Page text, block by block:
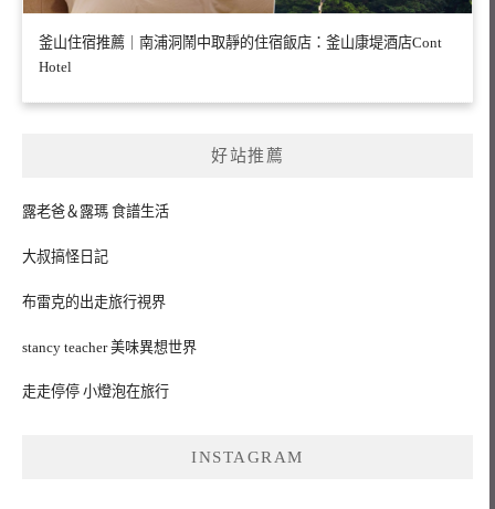
釜山住宿推薦｜南浦洞鬧中取靜的住宿飯店：釜山康堤酒店Cont
Hotel
好站推薦
露老爸＆露瑪 食譜生活
大叔搞怪日記
布雷克的出走旅行視界
stancy teacher 美味異想世界
走走停停 小燈泡在旅行
INSTAGRAM